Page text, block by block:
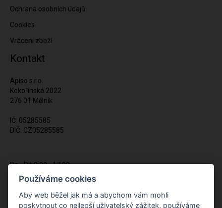
Ochrana osobních údajů
Cookies
Vrácení zboží
Kontakt
Apiso s.r.o.
Kokořínská 2022
276 01 Mělník
IČ: 05285585
DIČ: CZ05285585
Po - Pá 9:00 - 17:00
(12:00 - 12:30 pauza)
Používáme cookies
Aby web běžel jak má a abychom vám mohli
poskytnout co nejlepší uživatelský zážitek, používáme